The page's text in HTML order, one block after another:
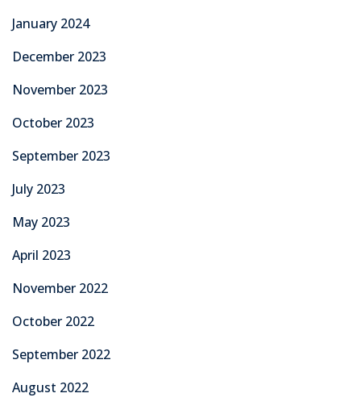
January 2024
December 2023
November 2023
October 2023
September 2023
July 2023
May 2023
April 2023
November 2022
October 2022
September 2022
August 2022